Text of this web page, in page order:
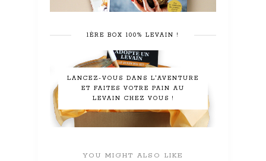
1ÈRE BOX 100% LEVAIN !
LANCEZ-VOUS DANS L'AVENTURE
ET FAITES VOTRE PAIN AU
LEVAIN CHEZ VOUS !
YOU MIGHT ALSO LIKE